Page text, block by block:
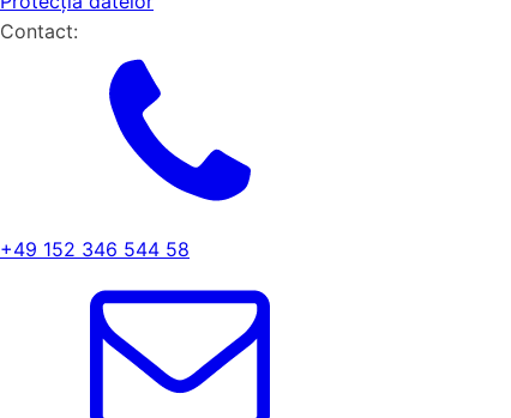
Contact:
+49 152 346 544 58